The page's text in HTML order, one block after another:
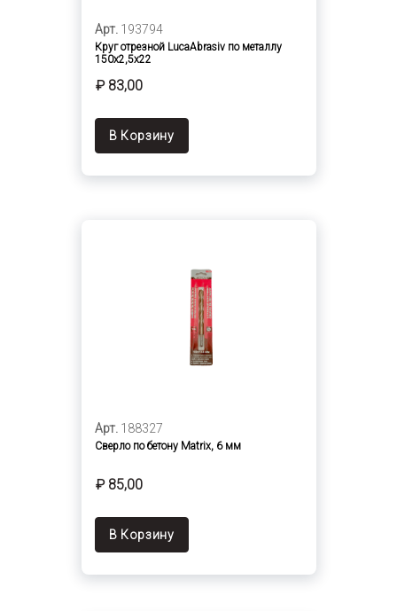
Арт. 193794
Круг отрезной LucaAbrasiv по металлу
150х2,5х22
₽ 83,00
В Корзину
Арт. 188327
Сверло по бетону Matrix, 6 мм
₽ 85,00
В Корзину